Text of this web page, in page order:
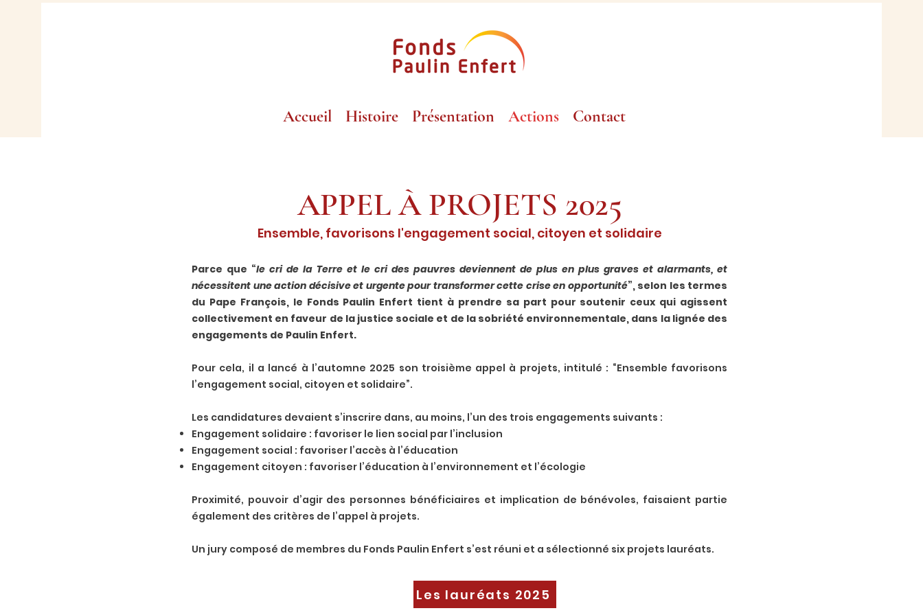
Accueil Histoire Présentation Actions Contact
APPEL À PROJETS 2025
Parce que “le cri de la Terre et le cri des pauvres deviennent de plus en plus graves et alarmants, et
nécessitent une action décisive et urgente pour transformer cette crise en opportunité”, selon les termes
du Pape François, le Fonds Paulin Enfert tient à prendre sa part pour soutenir ceux qui agissent
collectivement en faveur de la justice sociale et de la sobriété environnementale, dans la lignée des
engagements de Paulin Enfert.
Pour cela, il a lancé à l’automne 2025 son troisième appel à projets, intitulé : “Ensemble favorisons
l’engagement social, citoyen et solidaire”.
Les candidatures devaient s’inscrire dans, au moins, l’un des trois engagements suivants :
Engagement solidaire : favoriser le lien social par l’inclusion
Engagement social : favoriser l’accès à l’éducation
Engagement citoyen : favoriser l’éducation à l’environnement et l’écologie
Proximité, pouvoir d’agir des personnes bénéficiaires et implication de bénévoles, faisaient partie
également des critères de l’appel à projets.
Un jury composé de membres du Fonds Paulin Enfert s’est réuni et a sélectionné six projets lauréats.
Ensemble, favorisons l'engagement social, citoyen et solidaire
Les lauréats 2025